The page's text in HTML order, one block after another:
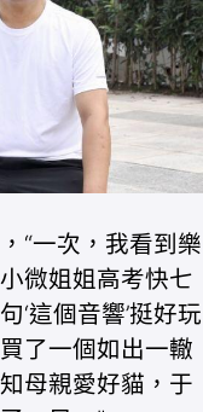
“一次，我看到樂
微姐姐高考快七
‘這個音響’挺好玩
了一個如出一轍
母親愛好貓，于